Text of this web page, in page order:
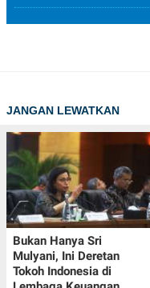
JANGAN LEWATKAN
Bukan Hanya Sri
Mulyani, Ini Deretan
Tokoh Indonesia di